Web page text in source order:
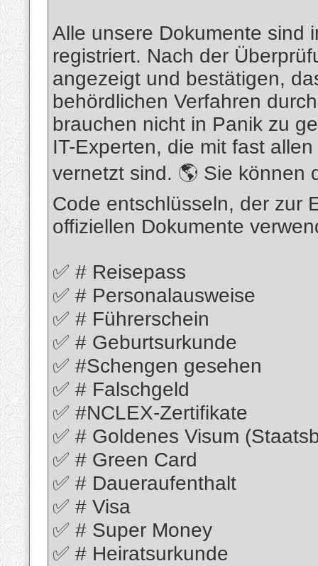
Alle unsere Dokumente sind
registriert. Nach der
angezeigt und bestätigen,
behördlichen Verfahren
brauchen nicht in Panik zu
IT-Experten, die mit fast
vernetzt sind. 🌎 Sie können
Code entschlüsseln, der zur
offiziellen Dokumente
✅ # Reisepass
✅ # Personalausweise
✅ # Führerschein
✅ # Geburtsurkunde
✅ #Schengen gesehen
✅ # Falschgeld
✅ #NCLEX-Zertifikate
✅ # Goldenes Visum
✅ # Green Card
✅ # Daueraufenthalt
✅ # Visa
✅ # Super Money
✅ # Heiratsurkunde